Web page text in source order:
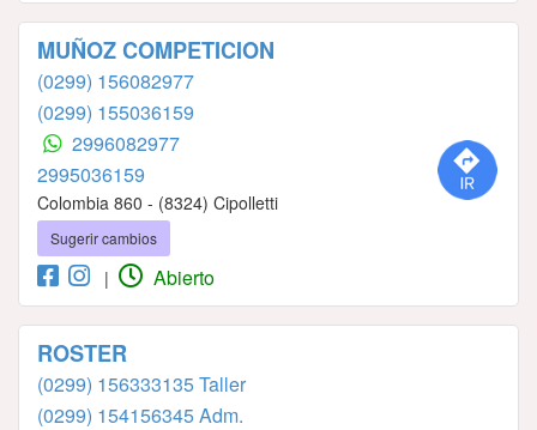
MUÑOZ COMPETICION
(0299) 156082977
(0299) 155036159
2996082977
2995036159
Colombia 860 - (8324) Cipolletti
Sugerir cambios
| Abierto
ROSTER
(0299) 156333135 Taller
(0299) 154156345 Adm.